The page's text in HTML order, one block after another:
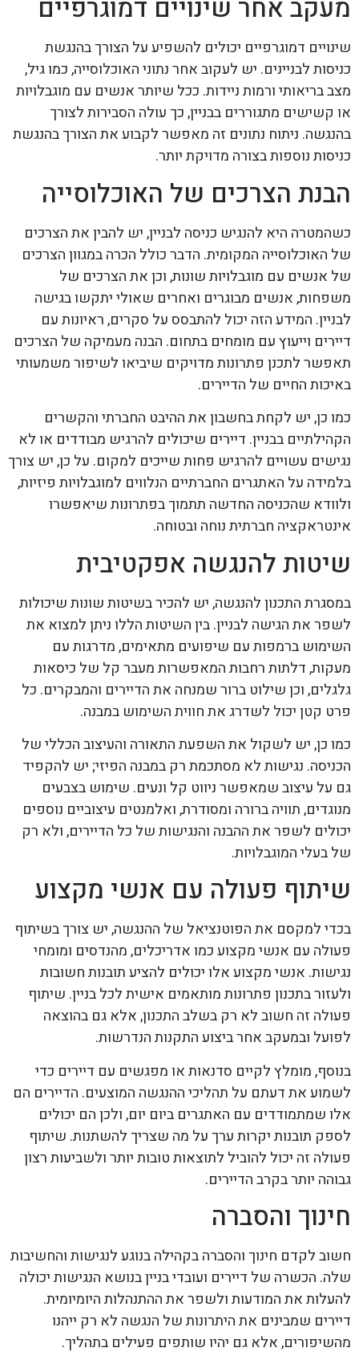
מעקב אחר שינויים דמוגרפיים
שינויים דמוגרפיים יכולים להשפיע על הצורך בהנגשת
כניסות לבניינים. יש לעקוב אחר נתוני האוכלוסייה, כמו גיל,
מצב בריאותי ורמות ניידות. ככל שיותר אנשים עם מוגבלויות
או קשישים מתגוררים בבניין, כך עולה הסבירות לצורך
בהנגשה. ניתוח נתונים זה מאפשר לקבוע את הצורך בהנגשת
כניסות נוספות בצורה מדויקת יותר.
הבנת הצרכים של האוכלוסייה
כשהמטרה היא להנגיש כניסה לבניין, יש להבין את הצרכים
של האוכלוסייה המקומית. הדבר כולל הכרה במגוון הצרכים
של אנשים עם מוגבלויות שונות, וכן את הצרכים של
משפחות, אנשים מבוגרים ואחרים שאולי יתקשו בגישה
לבניין. המידע הזה יכול להתבסס על סקרים, ראיונות עם
דיירים וייעוץ עם מומחים בתחום. הבנה מעמיקה של הצרכים
תאפשר לתכנן פתרונות מדויקים שיביאו לשיפור משמעותי
באיכות החיים של הדיירים.
כמו כן, יש לקחת בחשבון את ההיבט החברתי והקשרים
הקהילתיים בבניין. דיירים שיכולים להרגיש מבודדים או לא
נגישים עשויים להרגיש פחות שייכים למקום. על כן, יש צורך
בלמידה על האתגרים החברתיים הנלווים למוגבלויות פיזיות,
ולוודא שהכניסה החדשה תתמוך בפתרונות שיאפשרו
אינטראקציה חברתית נוחה ובטוחה.
שיטות להנגשה אפקטיבית
במסגרת התכנון להנגשה, יש להכיר בשיטות שונות שיכולות
לשפר את הגישה לבניין. בין השיטות הללו ניתן למצוא את
השימוש ברמפות עם שיפועים מתאימים, מדרגות עם
מעקות, דלתות רחבות המאפשרות מעבר קל של כיסאות
גלגלים, וכן שילוט ברור שמנחה את הדיירים והמבקרים. כל
פרט קטן יכול לשדרג את חווית השימוש במבנה.
כמו כן, יש לשקול את השפעת התאורה והעיצוב הכללי של
הכניסה. נגישות לא מסתכמת רק במבנה הפיזי; יש להקפיד
גם על עיצוב שמאפשר ניווט קל ונעים. שימוש בצבעים
מנוגדים, תוויה ברורה ומסודרת, ואלמנטים עיצוביים נוספים
יכולים לשפר את ההבנה והנגישות של כל הדיירים, ולא רק
של בעלי המוגבלויות.
שיתוף פעולה עם אנשי מקצוע
בכדי למקסם את הפוטנציאל של ההנגשה, יש צורך בשיתוף
פעולה עם אנשי מקצוע כמו אדריכלים, מהנדסים ומומחי
נגישות. אנשי מקצוע אלו יכולים להציע תובנות חשובות
ולעזור בתכנון פתרונות מותאמים אישית לכל בניין. שיתוף
פעולה זה חשוב לא רק בשלב התכנון, אלא גם בהוצאה
לפועל ובמעקב אחר ביצוע התקנות הנדרשות.
בנוסף, מומלץ לקיים סדנאות או מפגשים עם דיירים כדי
לשמוע את דעתם על תהליכי ההנגשה המוצעים. הדיירים הם
אלו שמתמודדים עם האתגרים ביום יום, ולכן הם יכולים
לספק תובנות יקרות ערך על מה שצריך להשתנות. שיתוף
פעולה זה יכול להוביל לתוצאות טובות יותר ולשביעות רצון
גבוהה יותר בקרב הדיירים.
חינוך והסברה
חשוב לקדם חינוך והסברה בקהילה בנוגע לנגישות והחשיבות
שלה. הכשרה של דיירים ועובדי בניין בנושא הנגישות יכולה
להעלות את המודעות ולשפר את ההתנהלות היומיומית.
דיירים שמבינים את היתרונות של הנגשה לא רק ייהנו
מהשיפורים, אלא גם יהיו שותפים פעילים בתהליך.